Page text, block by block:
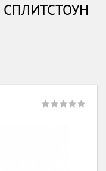
СПЛИТСТОУН